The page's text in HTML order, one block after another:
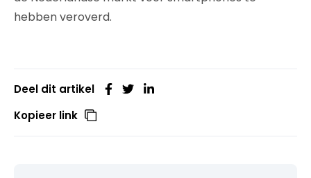
hebben veroverd.
Deel dit artikel
Kopieer link